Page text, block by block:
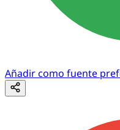
Añadir como fuente